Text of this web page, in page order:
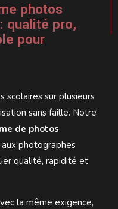
photos
qualité pro,
pour
scolaires sur plusieurs
sans faille. Notre
de photos
aux photographes
qualité, rapidité et
la même exigence,